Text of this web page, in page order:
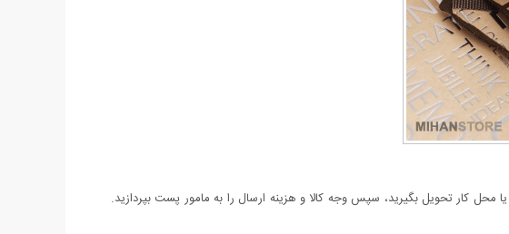
کار تحویل بگیرید، سپس وجه کالا و هزینه ارسال را به مامور پست بپردازید.